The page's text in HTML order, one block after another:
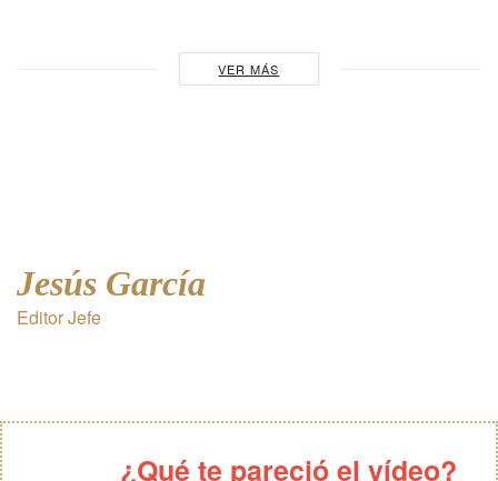
VER MÁS
Jesús García
Editor Jefe
¿Qué te pareció el vídeo?